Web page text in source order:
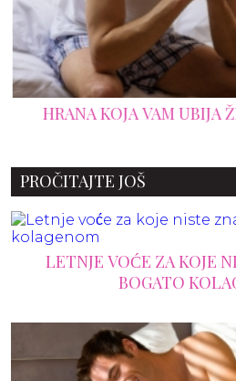
HRANA KOJA VAM UBIJA
PROČITAJTE JOŠ
LETNJE VOĆE ZA KOJE
BOGATO